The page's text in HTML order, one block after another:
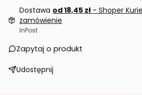
Dostawa od 18,45 zł - Shoper
zamówienie
InPost
Zapytaj o produkt
Udostępnij